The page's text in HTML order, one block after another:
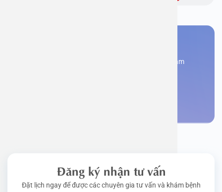
Đăng kí ngay để được các chuyên gia tư vấn và khám
Đăng ký nhận tư vấn
Đặt lịch ngay để được các chuyên gia tư vấn và khám bệnh